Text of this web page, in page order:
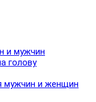
и мужчин
голову
мужчин и женщин